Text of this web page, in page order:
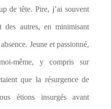
de tête. Pire, j’ai souvent
des autres, en minimisant
Jeune et passionné,
même, y compris sur
que la résurgence de
étions insurgés avant